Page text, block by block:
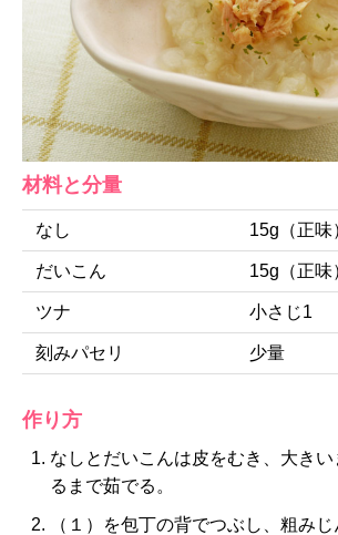
材料と分量
なし 15g（正味
だいこん 15g（正味
ツナ 小さじ1
刻みパセリ 少量
作り方
なしとだいこんは皮をむき、大き
るまで茹でる。
（１）を包丁の背でつぶし、粗みじ